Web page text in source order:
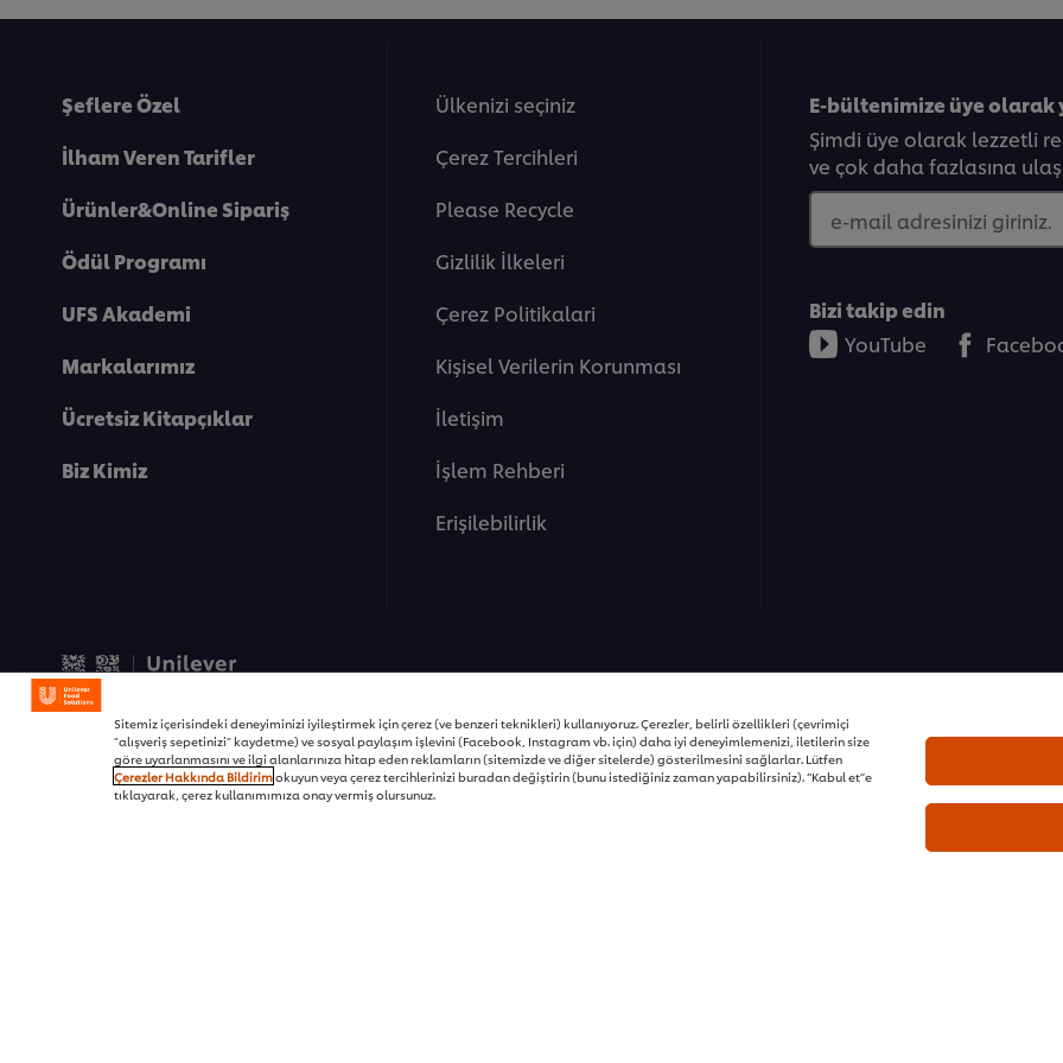
This video player may use cookies or other browser storage.
If you agree to this please click the Accept button below.
4.Eğitim :
Bu eğitimde güvenli gıda
kurallardan bahsediyor
ve soğutulması gerektiği
This video player may use cookies or other browser storage.
If you agree to this please click the Accept button below.
5.Eğitim :
Bu eğitimde Gıda
olacaksınız. HACCP
ilgili önlemlerin alınması
Şeflere Özel
İlham Veren Tarifler
Ürünler&Online Sipariş
Ödül Programı
UFS Akademi
Markalarımız
Ücretsiz Kitapçıklar
Biz Kimiz
Ülkenizi seçiniz
Çerez Tercihleri
Please Recycle
Gi̇zli̇li̇k İlkeleri̇
Çerez Politikalari
Kişisel Verilerin Korunması
İletişim
İşlem Rehberi
Erişilebilirlik
E-bültenimize üye
Şimdi üye olarak lezzetli
ve çok daha fazlasına
e-mail adresinizi giriniz.
Bizi takip edin
YouTube
Sitemiz içerisindeki deneyiminizi iyileştirmek için çerez (ve benzeri teknikleri) kullanıyoruz. Çerezler, belirli özellikleri (çevrimiçi
"alışveriş sepetinizi" kaydetme) ve sosyal paylaşım işlevini (Facebook, Instagram vb. için) daha iyi deneyimlemenizi, iletilerin size
göre uyarlanmasını ve ilgi alanlarınıza hitap eden reklamların (sitemizde ve diğer sitelerde) gösterilmesini sağlarlar. Lütfen
Çerezler Hakkında Bildirimokuyun veya çerez tercihlerinizi buradan değiştirin (bunu istediğiniz zaman yapabilirsiniz). “Kabul et”e
tıklayarak, çerez kullanımımıza onay vermiş olursunuz.